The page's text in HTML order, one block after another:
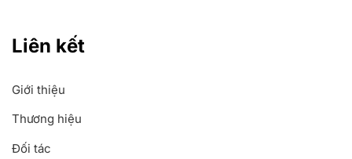
Liên kết
Giới thiệu
Thương hiệu
Đối tác